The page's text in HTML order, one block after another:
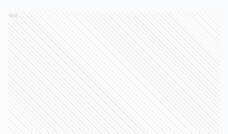
Ads